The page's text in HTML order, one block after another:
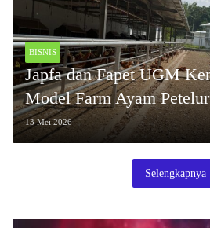
BISNIS
Japfa dan Fapet UGM
Model Farm Ayam
13 Mei 2026
Selengkapnya